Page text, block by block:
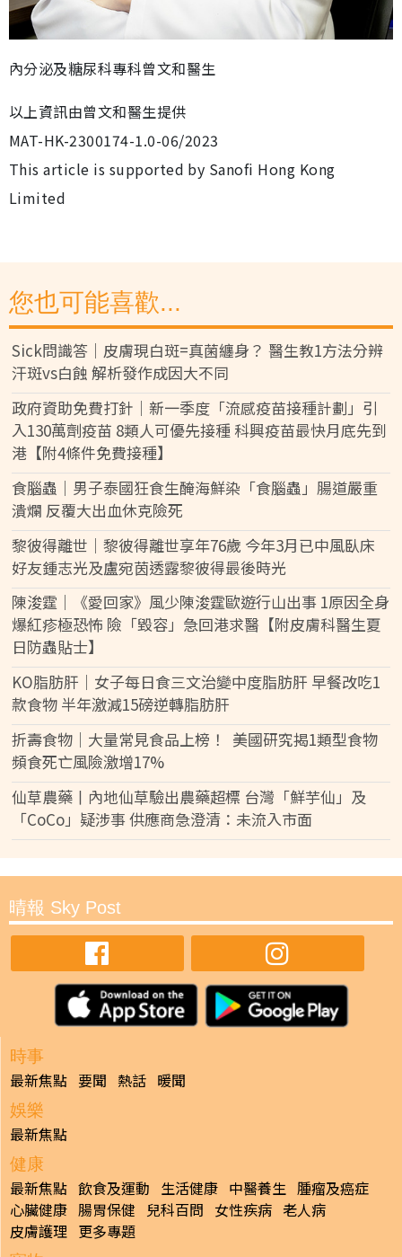
內分泌及糖尿科專科曾文和醫生
以上資訊由曾文和醫生提供
MAT-HK-2300174-1.0-06/2023
This article is supported by Sanofi Hong Kong
Limited
您也可能喜歡...
Sick問識答｜皮膚現白斑=真菌纏身？ 醫生教1方法分辨
汗斑vs白蝕 解析發作成因大不同
政府資助免費打針｜新一季度「流感疫苗接種計劃」引
入130萬劑疫苗 8類人可優先接種 科興疫苗最快月底先到
港【附4條件免費接種】
食腦蟲｜男子泰國狂食生醃海鮮染「食腦蟲」腸道嚴重
潰爛 反覆大出血休克險死
黎彼得離世｜黎彼得離世享年76歲 今年3月已中風臥床
好友鍾志光及盧宛茵透露黎彼得最後時光
陳浚霆｜《愛回家》風少陳浚霆歐遊行山出事 1原因全身
爆紅疹極恐怖 險「毀容」急回港求醫【附皮膚科醫生夏
日防蟲貼士】
KO脂肪肝｜女子每日食三文治變中度脂肪肝 早餐改吃1
款食物 半年激減15磅逆轉脂肪肝
折壽食物｜大量常見食品上榜！ 美國研究揭1類型食物
頻食死亡風險激增17%
仙草農藥丨內地仙草驗出農藥超標 台灣「鮮芋仙」及
「CoCo」疑涉事 供應商急澄清：未流入市面
晴報 Sky Post
時事
最新焦點 要聞 熱話 暖聞
娛樂
最新焦點
健康
最新焦點 飲食及運動 生活健康 中醫養生 腫瘤及癌症
心臟健康 腸胃保健 兒科百問 女性疾病 老人病
皮膚護理 更多專題